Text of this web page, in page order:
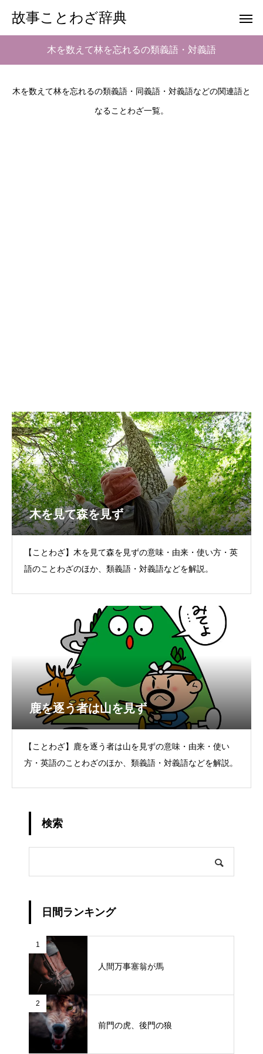
故事ことわざ辞典
木を数えて林を忘れるの類義語・対義語
木を数えて林を忘れるの類義語・同義語・対義語などの関連語と
なることわざ一覧。
木を見て森を見ず
【ことわざ】木を見て森を見ずの意味・由来・使い方・英
語のことわざのほか、類義語・対義語などを解説。
鹿を逐う者は山を見ず
【ことわざ】鹿を逐う者は山を見ずの意味・由来・使い
方・英語のことわざのほか、類義語・対義語などを解説。
検索
日間ランキング
1
人間万事塞翁が馬
2
前門の虎、後門の狼